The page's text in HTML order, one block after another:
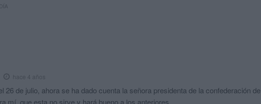
hace 4 años
26 de julio, ahora se ha dado cuenta la señora presidenta de la confederación de